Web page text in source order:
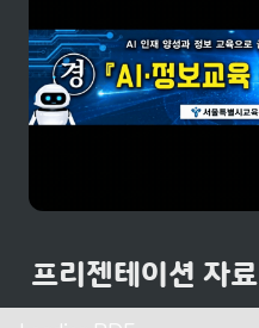
프리젠테이션 자료